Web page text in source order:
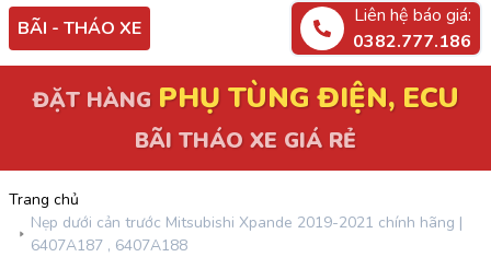
BÃI - THÁO XE
Liên hệ báo giá:
0382.777.186
ĐẶT HÀNGPHỤ TÙNG ĐIỆN, ECU
BÃI THÁO XE GIÁ RẺ
Trang chủ
Nẹp dưới cản trước Mitsubishi Xpande 2019-2021 chính hãng |
6407A187 , 6407A188